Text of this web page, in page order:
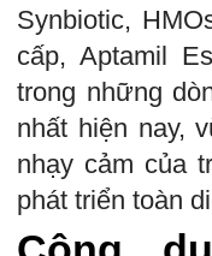
Synbiotic,
cấp, Aptamil
trong những
nhất hiện nay,
nhạy cảm của
phát triển toàn